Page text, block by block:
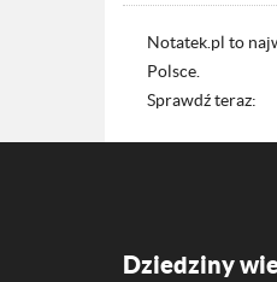
Notatek.pl to
Polsce.
Sprawdź teraz:
Dziedziny